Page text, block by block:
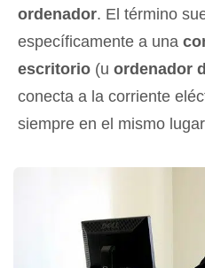
ordenador. El término
específicamente a una
escritorio (u ordenador
conecta a la corriente
siempre en el mismo